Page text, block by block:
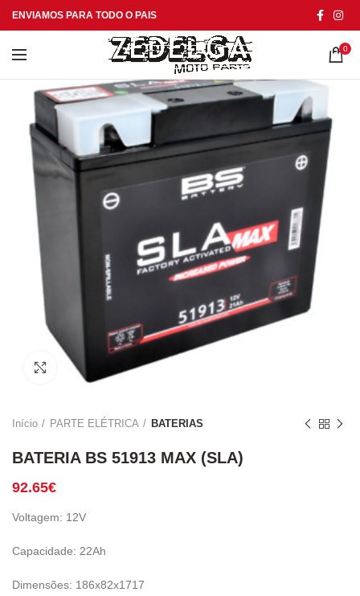
ENVIAMOS PARA TODO O PAIS
0
Click to enlarge
Início PARTE ELÉTRICA BATERIAS
BATERIA BS 51913 MAX (SLA)
92.65€
Voltagem: 12V
Capacidade: 22Ah
Dimensões: 186x82x1717